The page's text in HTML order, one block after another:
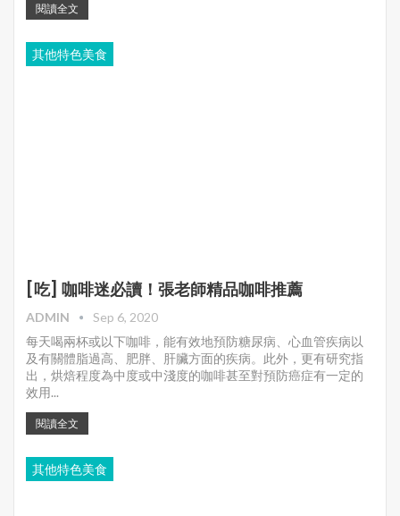
閱讀全文
其他特色美食
[吃] 咖啡迷必讀！張老師精品咖啡推薦
ADMIN
Sep 6, 2020
每天喝兩杯或以下咖啡，能有效地預防糖尿病、心血管疾病以
及有關體脂過高、肥胖、肝臟方面的疾病。此外，更有研究指
出，烘焙程度為中度或中淺度的咖啡甚至對預防癌症有一定的
效用...
閱讀全文
其他特色美食